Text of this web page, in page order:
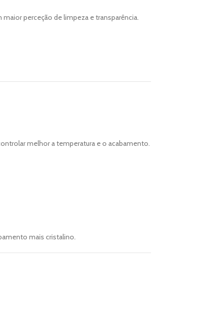
perceção de limpeza e transparência.
melhor a temperatura e o acabamento.
mais cristalino.